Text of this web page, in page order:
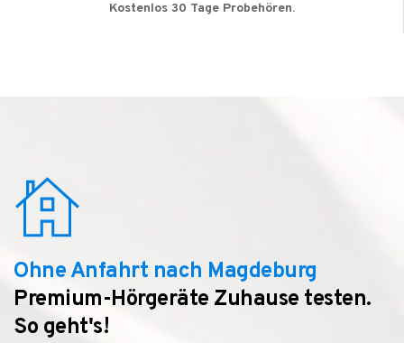
Kostenlos 30 Tage Probehören.
Ohne Anfahrt nach Magdeburg
Premium-Hörgeräte Zuhause testen.
So geht's!